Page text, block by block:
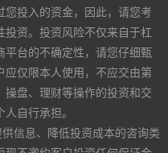
投入的资金，因此，请您考
资。投资风险不仅来自于杠
台的不确定性，请您仔细甄
仅限本人使用，不应交由第
盘、理财等操作的投资和交
自行承担。
信息、降低投资成本的咨询类